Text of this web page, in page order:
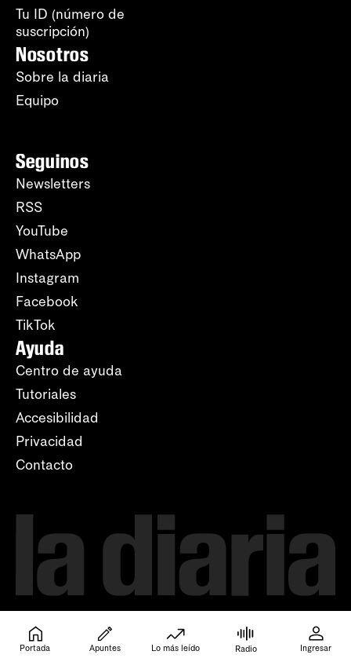
Tu ID (número de
suscripción)
Nosotros
Sobre la diaria
Equipo
Seguinos
Newsletters
RSS
YouTube
WhatsApp
Instagram
Facebook
TikTok
Ayuda
Centro de ayuda
Tutoriales
Accesibilidad
Privacidad
Contacto
Portada Apuntes Lo más leído Radio Ingresar